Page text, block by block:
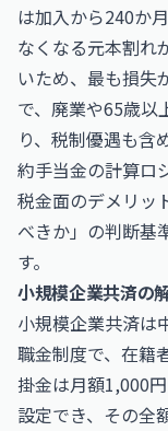
は加入から240か
なくなる元本割れ
いため、最も損失
で、廃業や65歳以
り、税制優遇も含
約手当金の計算ロ
税金面のデメリッ
べきか」の判断基
す。
小規模企業共済の
小規模企業共済は
職金制度で、在籍
掛金は月額1,000
設定でき、その全